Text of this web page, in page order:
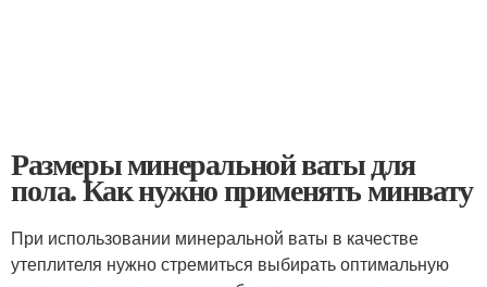
Размеры минеральной ваты для
пола. Как нужно применять минвату
При использовании минеральной ваты в качестве
утеплителя нужно стремиться выбирать оптимальную